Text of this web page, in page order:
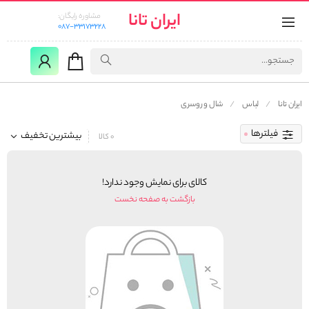
ایران تانا
مشاوره رایگان:
087-33173228
ایران تانا لباس شال و روسری
فیلترها بیشترین تخفیف 0 کالا
کالای برای نمایش وجود ندارد!
بازگشت به صفحه نخست